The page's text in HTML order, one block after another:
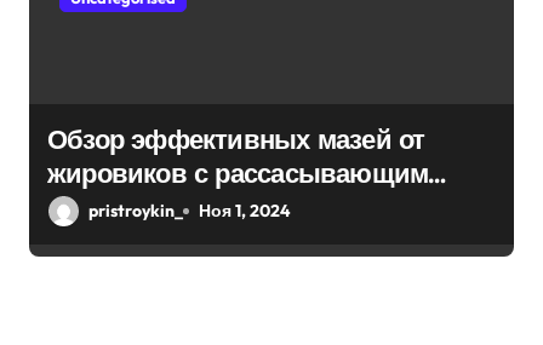
Обзор эффективных мазей от
жировиков с рассасывающим
эффектом
pristroykin_ Ноя 1, 2024